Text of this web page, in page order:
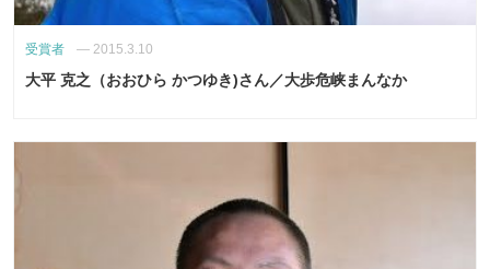
受賞者 — 2015.3.10
大平 克之（おおひら かつゆき)さん／大歩危峡まんなか